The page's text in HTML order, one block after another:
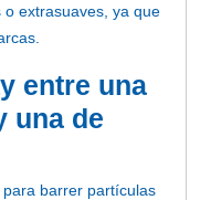
o extrasuaves , ya que
entre una
una de
barrer partículas